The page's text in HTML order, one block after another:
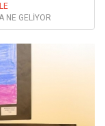
NE GELİYOR